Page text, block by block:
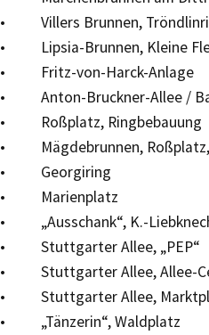
• Villers Brunnen,
• Lipsia-Brunnen, Kleine
• Fritz-von-Harck-Anlage
• Anton-Bruckner-Allee /
• Roßplatz, Ringbebauung
• Mägdebrunnen, Roßplatz,
• Georgiring
• Marienplatz
• „Ausschank“, K.-
• Stuttgarter Allee, „PEP“
• Stuttgarter Allee, Allee-
• Stuttgarter Allee,
• „Tänzerin“, Waldplatz